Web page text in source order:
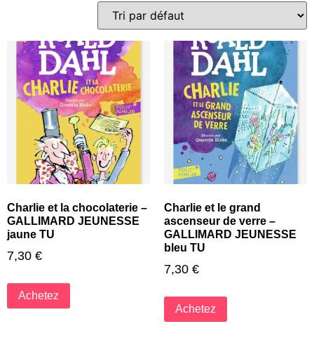
Charlie et la chocolaterie –
GALLIMARD JEUNESSE
jaune TU
7,30 €
Achetez
Charlie et le grand
ascenseur de verre –
GALLIMARD JEUNESSE
bleu TU
7,30 €
Achetez